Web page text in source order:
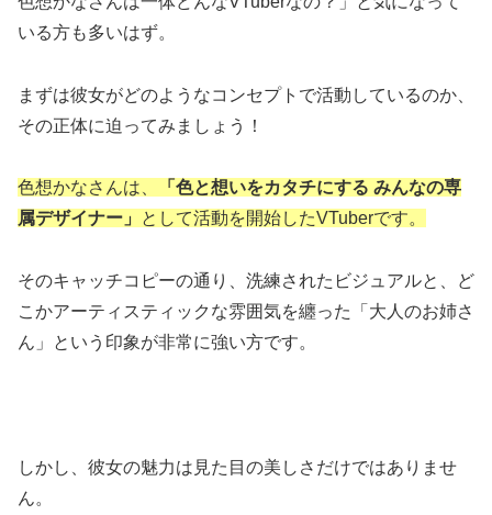
いる方も多いはず。
まずは彼女がどのようなコンセプトで活動しているのか、
その正体に迫ってみましょう！
色想かなさんは、
「色と想いをカタチにする みんなの専
属デザイナー」
として活動を開始したVTuberです。
そのキャッチコピーの通り、洗練されたビジュアルと、ど
こかアーティスティックな雰囲気を纏った「大人のお姉さ
ん」という印象が非常に強い方です。
しかし、彼女の魅力は見た目の美しさだけではありませ
ん。